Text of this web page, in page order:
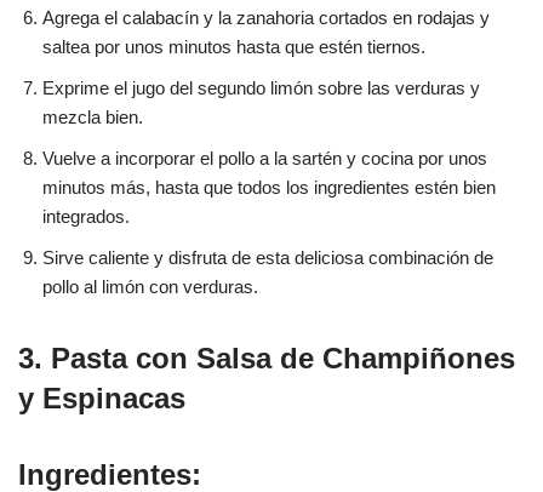
Agrega el calabacín y la zanahoria cortados en rodajas y
saltea por unos minutos hasta que estén tiernos.
Exprime el jugo del segundo limón sobre las verduras y
mezcla bien.
Vuelve a incorporar el pollo a la sartén y cocina por unos
minutos más, hasta que todos los ingredientes estén bien
integrados.
Sirve caliente y disfruta de esta deliciosa combinación de
pollo al limón con verduras.
3. Pasta con Salsa de Champiñones
y Espinacas
Ingredientes: